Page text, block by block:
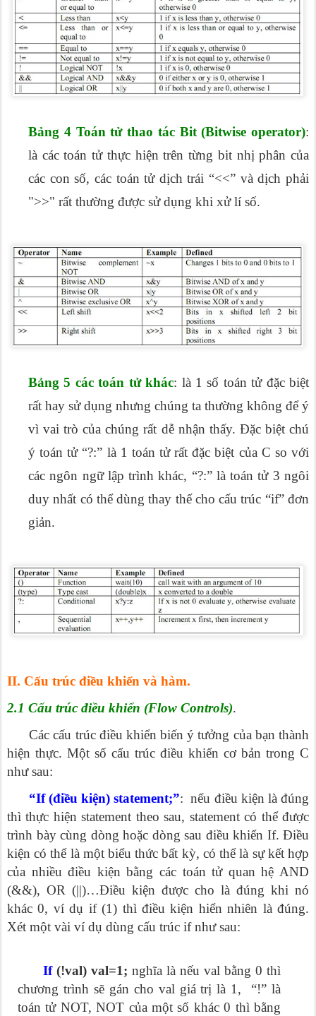
Bảng 4 Toán tử thao tác Bit (Bitwise operator):
là các toán tử thực hiện trên từng bit nhị phân của
các con số, các toán tử dịch trái “<<” và dịch phải
">>" rất thường được sử dụng khi xử lí số.
Bảng 5 các toán tử khác: là 1 số toán tử đặc biệt
rất hay sử dụng nhưng chúng ta thường không để ý
vì vai trò của chúng rất dễ nhận thấy. Đặc biệt chú
ý toán tử “?:” là 1 toán tử rất đặc biệt của C so với
các ngôn ngữ lập trình khác, “?:” là toán tử 3 ngôi
duy nhất có thể dùng thay thế cho cấu trúc “if” đơn
giản.
II. Cấu trúc điều khiển và hàm.
2.1 Cấu trúc điều khiển (Flow Controls).
Các cấu trúc điều khiển biến ý tưởng của bạn thành
hiện thực. Một số cấu trúc điều khiển cơ bản trong C
như sau:
“If (điều kiện) statement;”: nếu điều kiện là đúng
thì thực hiện statement theo sau, statement có thể được
trình bày cùng dòng hoặc dòng sau điều khiển If. Điều
kiện có thể là một biểu thức bất kỳ, có thể là sự kết hợp
của nhiều điều kiện bằng các toán tử quan hệ AND
(&&), OR (||)…Điều kiện được cho là đúng khi nó
khác 0, ví dụ if (1) thì điều kiện hiển nhiên là đúng.
Xét một vài ví dụ dùng cấu trúc if như sau:
If(!val) val=1; nghĩa là nếu val bằng 0 thì
chương trình sẽ gán cho val giá trị là 1, “!” là
toán tử NOT, NOT của một số khác 0 thì bằng